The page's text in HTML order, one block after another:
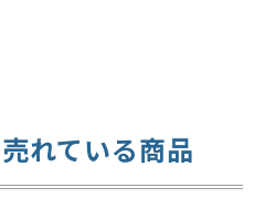
れている商品